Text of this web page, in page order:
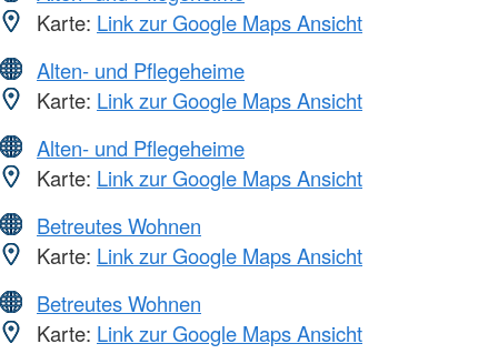
Karte: Link zur Google Maps Ansicht
Alten- und Pflegeheime
Karte: Link zur Google Maps Ansicht
Alten- und Pflegeheime
Karte: Link zur Google Maps Ansicht
Betreutes Wohnen
Karte: Link zur Google Maps Ansicht
Betreutes Wohnen
Karte: Link zur Google Maps Ansicht